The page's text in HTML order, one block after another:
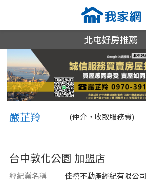
縣市
不限
桃園市
區域
縣市
不限
區域
縣市
不限
區域
北屯好房推薦
嚴芷羚 嚴芷羚
嚴芷羚 (仲介，收取服務費)
台中敦化公園 加盟店
經紀業名稱
佳禧不動產經紀有限公司